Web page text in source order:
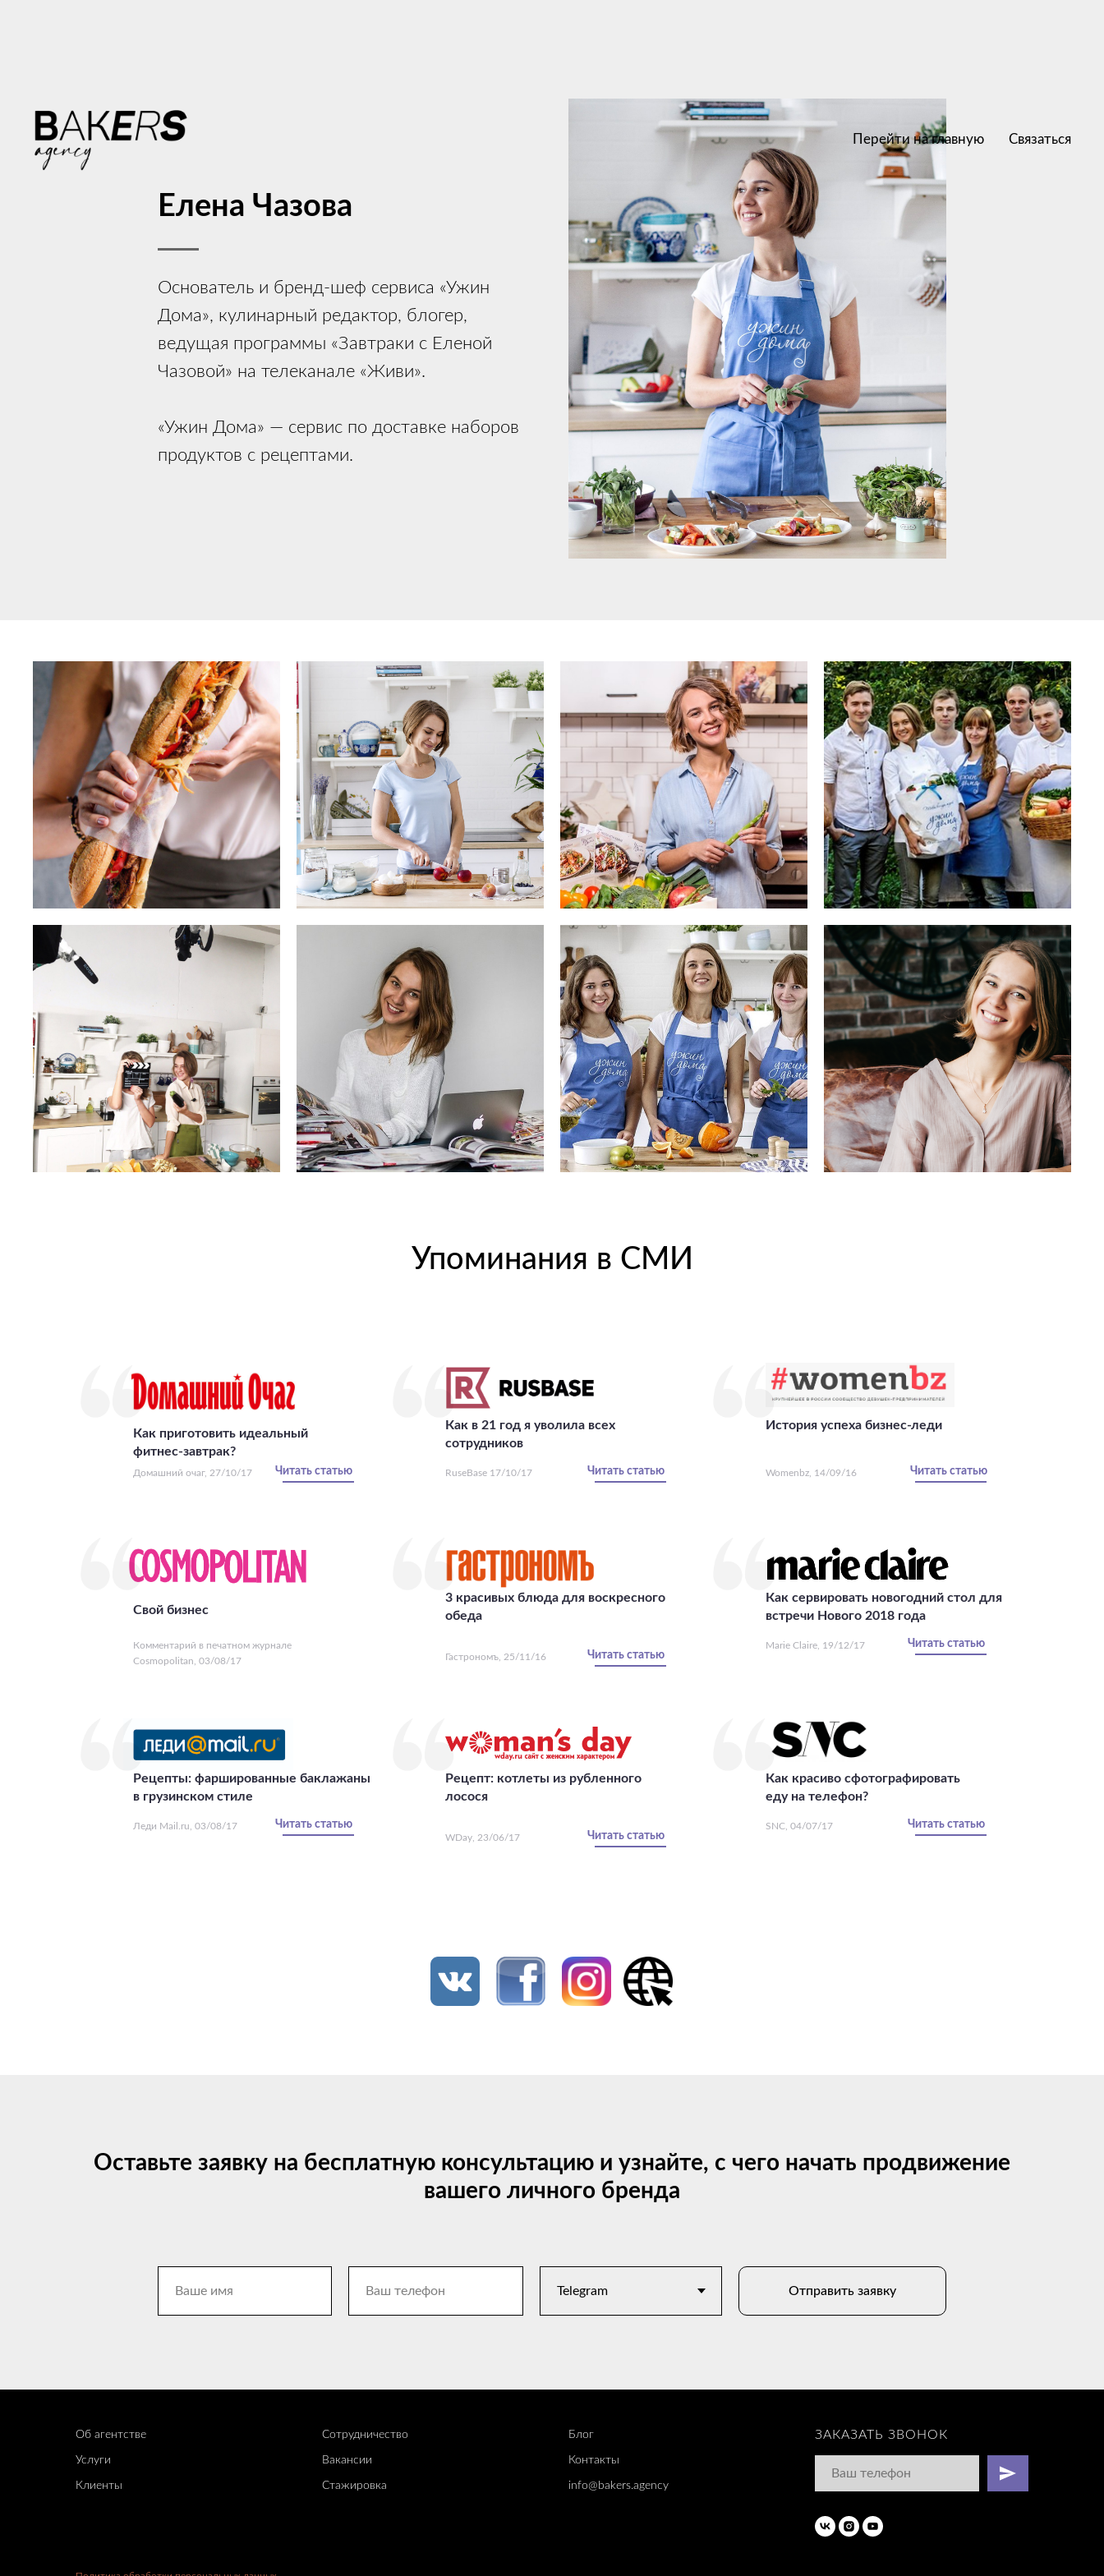
Перейти на главную Связаться
Елена Чазова
Основатель и бренд-шеф сервиса «Ужин
Дома», кулинарный редактор, блогер,
ведущая программы «Завтраки с Еленой
Чазовой» на телеканале «Живи».
«Ужин Дома» — сервис по доставке наборов
продуктов с рецептами.
Упоминания в СМИ
Как в 21 год я уволила всех
сотрудников
Читать статью
RuseBase 17/10/17
Как приготовить идеальный
фитнес-завтрак?
Читать статью
Домашний очаг, 27/10/17
История успеха бизнес-леди
Читать статью
Womenbz, 14/09/16
3 красивых блюда для воскресного
обеда
Читать статью
Гастрономъ, 25/11/16
Свой бизнес
Комментарий в печатном журнале
Cosmopolitan, 03/08/17
Как сервировать новогодний стол для
встречи Нового 2018 года
Читать статью
Marie Claire, 19/12/17
Рецепт: котлеты из рубленного
лосося
Читать статью
WDay, 23/06/17
Рецепты: фаршированные баклажаны
в грузинском стиле
Читать статью
Леди Mail.ru, 03/08/17
Как красиво сфотографировать
еду на телефон?
Читать статью
SNC, 04/07/17
Оставьте заявку на бесплатную консультацию и узнайте, с чего начать продвижение
вашего личного бренда
Отправить заявку
Об агентстве
Услуги
Клиенты
Сотрудничество
Вакансии
Стажировка
Блог
Контакты
info@bakers.agency
ЗАКАЗАТЬ ЗВОНОК